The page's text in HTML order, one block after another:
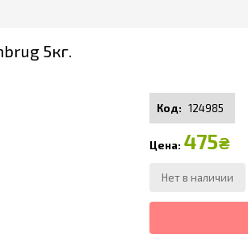
5кг.
124985
475₴